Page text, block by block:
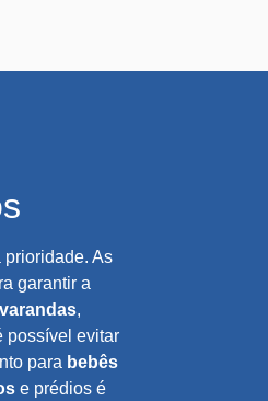
prioridade. As
garantir a
varandas,
possível evitar
para bebês
e prédios é